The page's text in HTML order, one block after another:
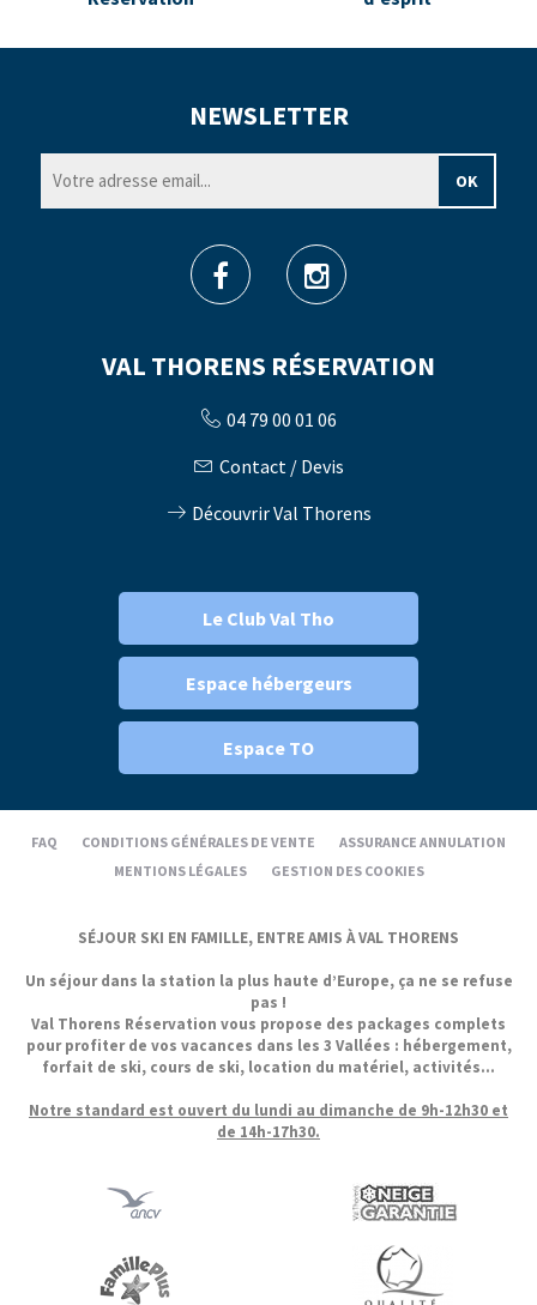
VAL THORENS RÉSERVATION
04 79 00 01 06
Contact / Devis
Découvrir Val Thorens
NEWSLETTER
Le Club Val Tho
Espace hébergeurs
Espace TO
FAQ CONDITIONS GÉNÉRALES DE VENTE
ASSURANCE ANNULATION
MENTIONS LÉGALES
GESTION DES COOKIES
SÉJOUR SKI EN FAMILLE, ENTRE AMIS À VAL THORENS
Un séjour dans la station la plus haute d’Europe, ça ne se refuse
pas !
Val Thorens Réservation vous propose des packages complets
pour profiter de vos vacances dans les 3 Vallées : hébergement,
forfait de ski, cours de ski, location du matériel, activités...
Notre standard est ouvert du lundi au dimanche de 9h-12h30 et
de 14h-17h30.